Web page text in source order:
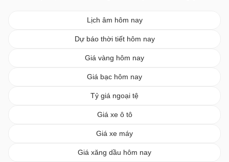
Lịch âm hôm nay
Dự báo thời tiết hôm nay
Giá vàng hôm nay
Giá bạc hôm nay
Tỷ giá ngoại tệ
Giá xe ô tô
Giá xe máy
Giá xăng dầu hôm nay